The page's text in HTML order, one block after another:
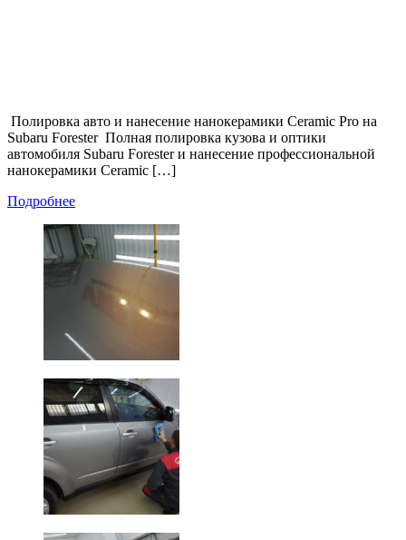
Полировка авто и нанесение нанокерамики Ceramic Pro на
Subaru Forester Полная полировка кузова и оптики
автомобиля Subaru Forester и нанесение профессиональной
нанокерамики Ceramic […]
Подробнее